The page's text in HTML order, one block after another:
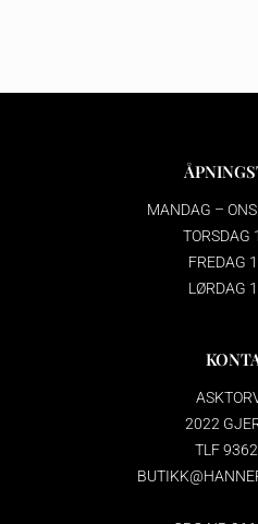
MANDAG –
TORSDAG
FREDAG
LØRDAG
2022
TLF